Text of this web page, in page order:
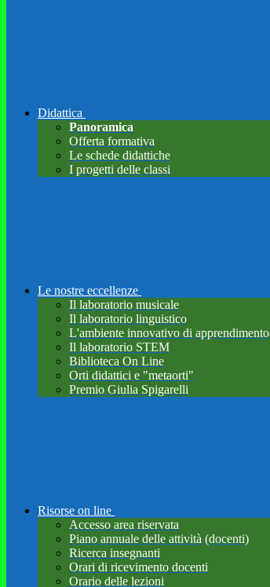
Didattica
Panoramica
Offerta formativa
Le schede didattiche
I progetti delle classi
Le nostre eccellenze
Il laboratorio musicale
Il laboratorio linguistico
L'ambiente innovativo di apprendimento
Il laboratorio STEM
Biblioteca On Line
Orti didattici e "metaorti"
Premio Giulia Spigarelli
Risorse on line
Accesso area riservata
Piano annuale delle attività (docenti)
Ricerca insegnanti
Orari di ricevimento docenti
Orario delle lezioni